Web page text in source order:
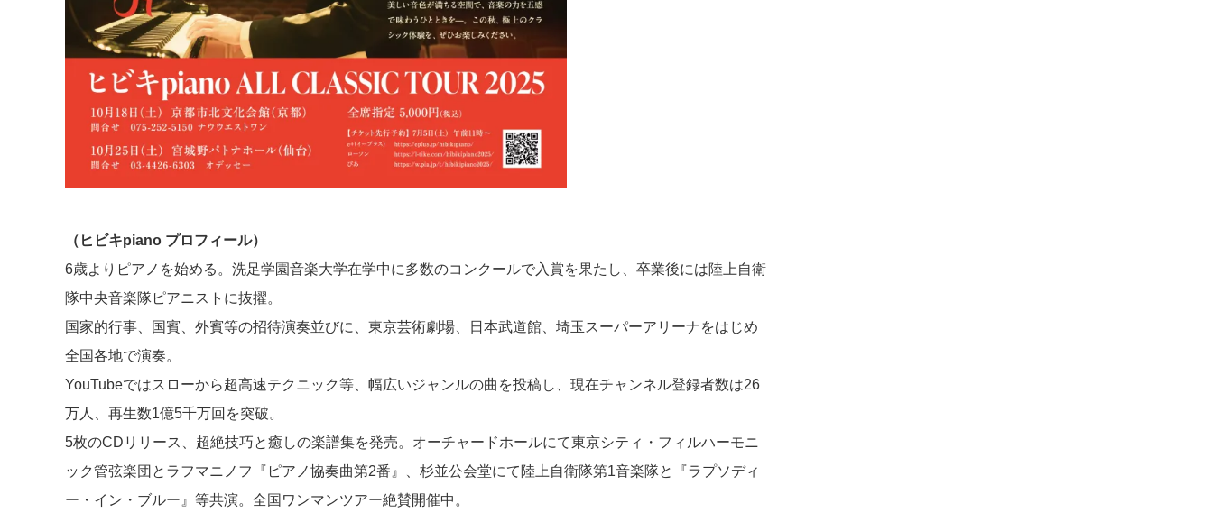
（ヒビキpiano プロフィール）
6歳よりピアノを始める。洗足学園音楽大学在学中に多数のコンクールで入賞を果たし、卒業後には陸上自衛
隊中央音楽隊ピアニストに抜擢。
国家的行事、国賓、外賓等の招待演奏並びに、東京芸術劇場、日本武道館、埼玉スーパーアリーナをはじめ
全国各地で演奏。
YouTubeではスローから超高速テクニック等、幅広いジャンルの曲を投稿し、現在チャンネル登録者数は26
万人、再生数1億5千万回を突破。
5枚のCDリリース、超絶技巧と癒しの楽譜集を発売。オーチャードホールにて東京シティ・フィルハーモニ
ック管弦楽団とラフマニノフ『ピアノ協奏曲第2番』、杉並公会堂にて陸上自衛隊第1音楽隊と『ラプソディ
ー・イン・ブルー』等共演。全国ワンマンツアー絶賛開催中。